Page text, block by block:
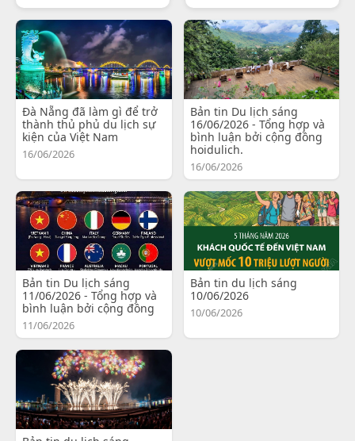
Đà Nẵng đã làm gì để trở
thành thủ phủ du lịch sự
kiện của Việt Nam
16/06/2026
Bản tin Du lịch sáng
16/06/2026 - Tổng hợp và
bình luận bởi cộng đồng
hoidulich.
16/06/2026
Bản tin Du lịch sáng
11/06/2026 - Tổng hợp và
bình luận bởi cộng đồng
11/06/2026
Bản tin du lịch sáng
10/06/2026
10/06/2026